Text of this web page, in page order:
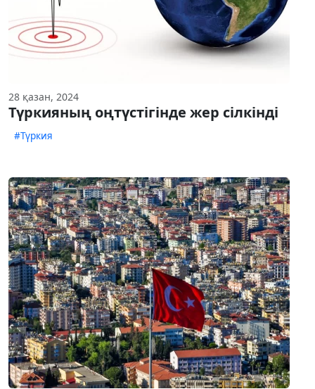
28 қазан, 2024
Түркияның оңтүстігінде жер сілкінді
#Түркия